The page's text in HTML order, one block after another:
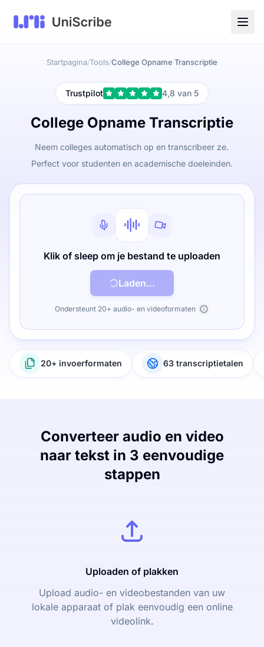
Startpagina/Tools/College Opname Transcriptie
Trustpilot 4,8 van 5
College Opname Transcriptie
Neem colleges automatisch op en transcribeer ze.
Perfect voor studenten en academische doeleinden.
Klik of sleep om je bestand te uploaden
Laden...
Ondersteunt 20+ audio- en videoformaten
20+ invoerformaten 63 transcriptietalen
Converteer audio en video
naar tekst in 3 eenvoudige
stappen
Uploaden of plakken
Upload audio- en videobestanden van uw
lokale apparaat of plak eenvoudig een online
videolink.